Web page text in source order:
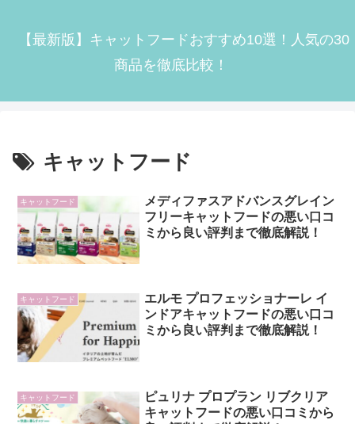
【最新版】キャットフードおすすめ10選！人気の30
商品を徹底比較！
キャットフード
キャットフード
メディファスアドバンスグレイン
フリーキャットフードの悪い口コ
ミから良い評判まで徹底解説！
キャットフード
エルモ プロフェッショナーレ イ
ンドアキャットフードの悪い口コ
ミから良い評判まで徹底解説！
キャットフード
ピュリナ プロプラン リブクリア
キャットフードの悪い口コミから